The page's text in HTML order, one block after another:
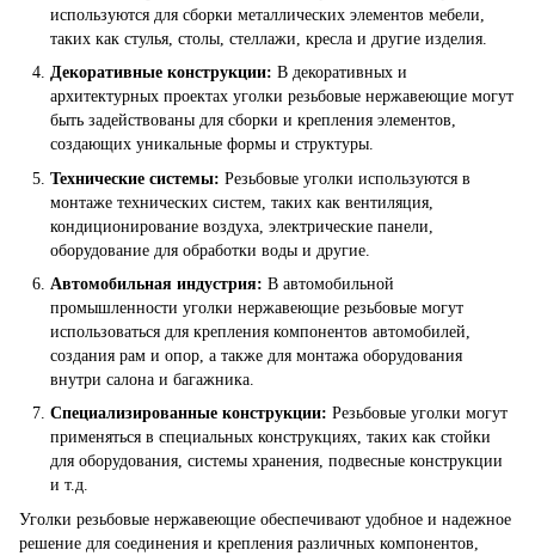
используются для сборки металлических элементов мебели,
таких как стулья, столы, стеллажи, кресла и другие изделия.
Декоративные конструкции: В декоративных и
архитектурных проектах уголки резьбовые нержавеющие могут
быть задействованы для сборки и крепления элементов,
создающих уникальные формы и структуры.
Технические системы: Резьбовые уголки используются в
монтаже технических систем, таких как вентиляция,
кондиционирование воздуха, электрические панели,
оборудование для обработки воды и другие.
Автомобильная индустрия: В автомобильной
промышленности уголки нержавеющие резьбовые могут
использоваться для крепления компонентов автомобилей,
создания рам и опор, а также для монтажа оборудования
внутри салона и багажника.
Специализированные конструкции: Резьбовые уголки могут
применяться в специальных конструкциях, таких как стойки
для оборудования, системы хранения, подвесные конструкции
и т.д.
Уголки резьбовые нержавеющие обеспечивают удобное и надежное
решение для соединения и крепления различных компонентов,